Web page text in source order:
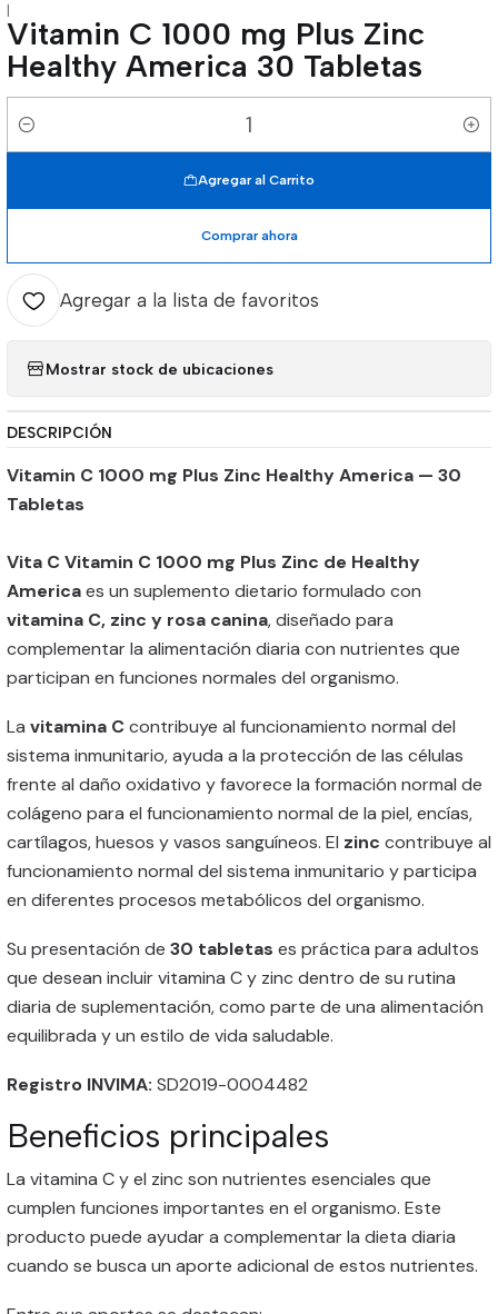
|
Vitamin C 1000 mg Plus Zinc
Healthy America 30 Tabletas
Cantidad
Agregar al Carrito
Comprar ahora
Agregar a la lista de favoritos
Mostrar stock de ubicaciones
DESCRIPCIÓN
Vitamin C 1000 mg Plus Zinc Healthy America — 30
Tabletas
Vita C Vitamin C 1000 mg Plus Zinc de Healthy
Americaes un suplemento dietario formulado con
vitamina C, zinc y rosa canina, diseñado para
complementar la alimentación diaria con nutrientes que
participan en funciones normales del organismo.
La vitamina Ccontribuye al funcionamiento normal del
sistema inmunitario, ayuda a la protección de las células
frente al daño oxidativo y favorece la formación normal de
colágeno para el funcionamiento normal de la piel, encías,
cartílagos, huesos y vasos sanguíneos. El zinc contribuye al
funcionamiento normal del sistema inmunitario y participa
en diferentes procesos metabólicos del organismo.
Su presentación de 30 tabletas es práctica para adultos
que desean incluir vitamina C y zinc dentro de su rutina
diaria de suplementación, como parte de una alimentación
equilibrada y un estilo de vida saludable.
Registro INVIMA: SD2019-0004482
Beneficios principales
La vitamina C y el zinc son nutrientes esenciales que
cumplen funciones importantes en el organismo. Este
producto puede ayudar a complementar la dieta diaria
cuando se busca un aporte adicional de estos nutrientes.